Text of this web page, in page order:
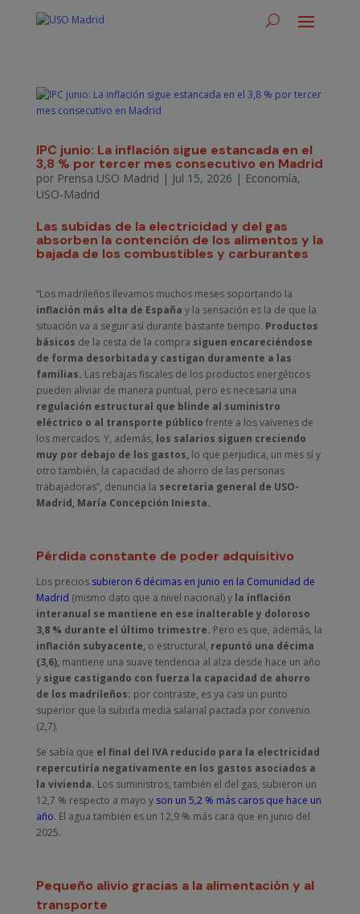
IPC junio: La inflación sigue estancada en el
3,8 % por tercer mes consecutivo en Madrid
por Prensa USO Madrid | Jul 15, 2026 | Economía,
USO-Madrid
Las subidas de la electricidad y del gas
absorben la contención de los alimentos y la
bajada de los combustibles y carburantes
“Los madrileños llevamos muchos meses soportando la
inflación más alta de España y la sensación es la de que la
situación va a seguir así durante bastante tiempo. Productos
básicos de la cesta de la compra siguen encareciéndose
de forma desorbitada y castigan duramente a las
familias. Las rebajas fiscales de los productos energéticos
pueden aliviar de manera puntual, pero es necesaria una
regulación estructural que blinde al suministro
eléctrico o al transporte público frente a los vaivenes de
los mercados. Y, además, los salarios siguen creciendo
muy por debajo de los gastos,lo que perjudica, un mes sí y
otro también, la capacidad de ahorro de las personas
trabajadoras”, denuncia la secretaria general de USO-
Madrid, María Concepción Iniesta.
Pérdida constante de poder adquisitivo
Los precios subieron 6 décimas en junio en la Comunidad de
Madrid (mismo dato que a nivel nacional) y la inflación
interanual se mantiene en ese inalterable y doloroso
3,8 % durante el último trimestre. Pero es que, además, la
inflación subyacente,o estructural, repuntó una décima
(3,6),mantiene una suave tendencia al alza desde hace un año
y sigue castigando con fuerza la capacidad de ahorro
de los madrileños: por contraste, es ya casi un punto
superior que la subida media salarial pactada por convenio
(2,7).
Se sabía que el final del IVA reducido para la electricidad
repercutiría negativamente en los gastos asociados a
la vivienda. Los suministros, también el del gas, subieron un
12,7 % respecto a mayo y son un 5,2 % más caros que hace un
año. El agua también es un 12,9 % más cara que en junio del
2025.
Pequeño alivio gracias a la alimentación y al
transporte